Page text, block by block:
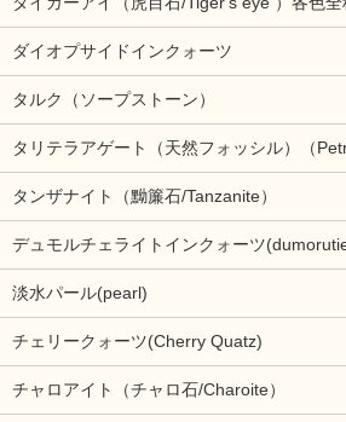
ダイオプサイドインクォーツ
タルク（ソープストーン）
タリテラアゲート（天然フォッシル）（
タンザナイト（黝簾石/Tanzanite）
デュモルチェライトインクォーツ
淡水パール(pearl)
チェリークォーツ(Cherry Quatz)
チャロアイト（チャロ石/Charoite）